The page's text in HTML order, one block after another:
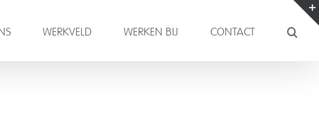
WERKVELD WERKEN BIJ CONTACT